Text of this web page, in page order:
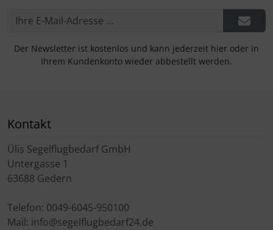
Der Newsletter ist kostenlos und kann jederzeit hier oder in
Ihrem Kundenkonto wieder abbestellt werden.
Kontakt
Ülis Segelflugbedarf GmbH
Untergasse 1
63688 Gedern
Telefon: 0049-6045-950100
Mail: info@segelflugbedarf24.de